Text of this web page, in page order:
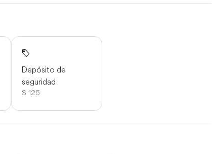
Depósito de
seguridad
$ 125